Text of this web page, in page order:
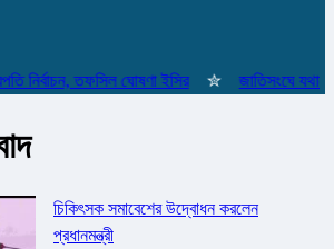
তফসিল ঘোষণা ইসির ✮ জাতিসংঘে যথাযোগ্য
চিকিৎসক সমাবেশের উদ্বোধন করলেন
প্রধানমন্ত্রী